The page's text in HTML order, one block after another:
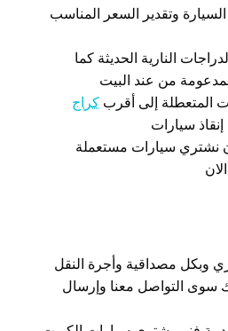
وتقدير السعر المناسب
النارية الحديثة كما
من عند البيت
المتعطلة إلى أقرب كراج
سيارات
نشتري سيارات مستعملة
وبكل مصداقية وأجرة النقل
سوى التواصل معنا وإرسال